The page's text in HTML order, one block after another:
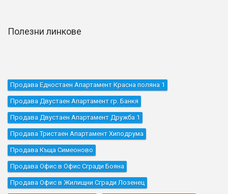
Полезни линкове
Продава Едностаен Апартамент Красна поляна 1
Продава Двустаен Апартамент гр. Банкя
Продава Двустаен Апартамент Дружба 1
Продава Тристаен Апартамент Хиподрума
Продава Къщa Симеоново
Продава Офис в Офис Сгради Бояна
Продава Офис в Жилищни Сгради Лозенец